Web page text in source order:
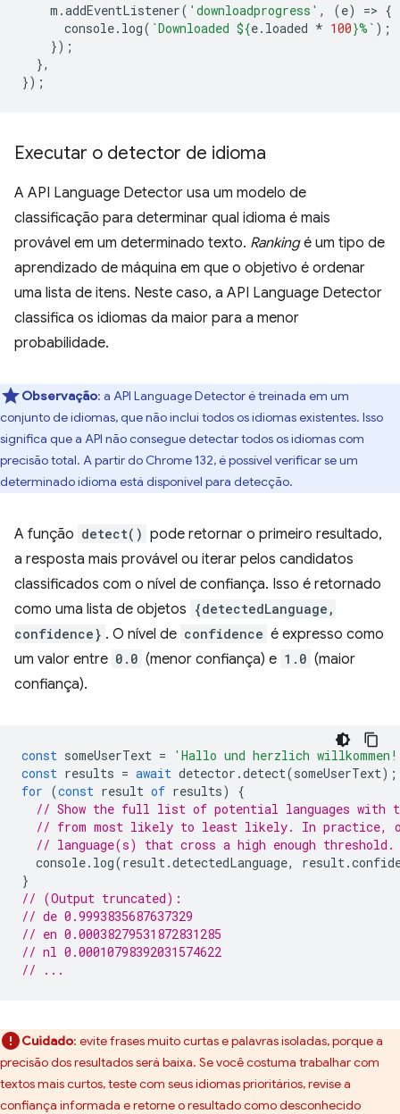
m .addEventListener( 'downloadprogress' , (e) => {
console. log( `Downloaded ${e. loaded * 100}%` );
});
},
});
Executar o detector de idioma
A API Language Detector usa um modelo de
classificação para determinar qual idioma é mais
provável em um determinado texto. Rankingé um tipo de
aprendizado de máquina em que o objetivo é ordenar
uma lista de itens. Neste caso, a API Language Detector
classifica os idiomas da maior para a menor
probabilidade.
Observação: a API Language Detector é treinada em um
conjunto de idiomas, que não inclui todos os idiomas existentes. Isso
significa que a API não consegue detectar todos os idiomas com
precisão total. A partir do Chrome 132, é possível verificar se um
determinado idioma está disponível para detecção.
A função detect() pode retornar o primeiro resultado,
a resposta mais provável ou iterar pelos candidatos
classificados com o nível de confiança. Isso é retornado
como uma lista de objetos {detectedLanguage,
confidence} . O nível de confidence é expresso como
um valor entre 0.0 (menor confiança) e 1.0 (maior
confiança).
const someUserText =
'Hallo und herzlich
const results = await detector .detect(someUserText);
for (const result of results)
{
// Show the full list of potential languages with
// from most likely to least likely. In practice,
// language(s) that cross a high enough threshold.
console. log(result.detectedLanguage, result.
}
// (Output truncated):
// de 0.9993835687637329
// en 0.00038279531872831285
// nl 0.00010798392031574622
// ...
Cuidado: evite frases muito curtas e palavras isoladas, porque a
precisão dos resultados será baixa. Se você costuma trabalhar com
textos mais curtos, teste com seus idiomas prioritários, revise a
confiança informada e retorne o resultado como desconhecido